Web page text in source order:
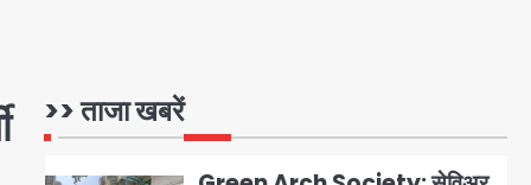
>> ताजा खबरें
कोलाई, अथॉरिटी ने शुरू की सैंपलिंग
जांच
jai hind janab